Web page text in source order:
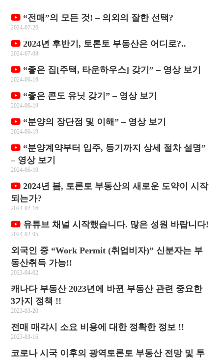
“전매”의 모든 것! – 의외의 잘한 선택?
2024-07-26
2024년 후반기, 토론토 부동산은 어디로?..
2024-07-08
“좋은 집[주택, 타운하우스] 갖기” – 영상 보기
2024-06-19
“좋은 콘도 유닛 갖기” – 영상 보기
2024-06-19
“분양의 장단점 및 이해” – 영상 보기
2024-06-19
“분양계약부터 입주, 등기까지 상세 절차 설명”
– 영상 보기
2024-06-19
2024년 봄, 토론토 부동산의 새로운 도약이 시작
되는가?
2024-02-16
유튜브 채널 시작했습니다. 많은 성원 바랍니다!
2024-02-05
외국인 중 “Work Permit (취업비자)” 신분자는 부
동산취득 가능!!
2023-04-02
캐나다 부동산 2023년에 바뀐 부동산 관련 중요한
3가지 정책 !!
2023-03-20
전매 매각시 소요 비용에 대한 정확한 정보 !!
2023-03-16
코로나 시국 이후의 광역토론토 부동산 전망 및 투